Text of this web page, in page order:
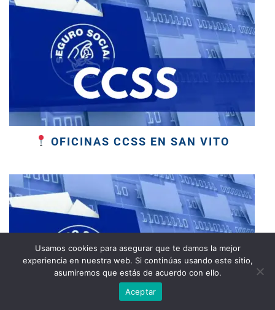
OFICINAS CCSS EN SAN VITO
Usamos cookies para asegurar que te damos la mejor
experiencia en nuestra web. Si continúas usando este sitio,
asumiremos que estás de acuerdo con ello.
Aceptar